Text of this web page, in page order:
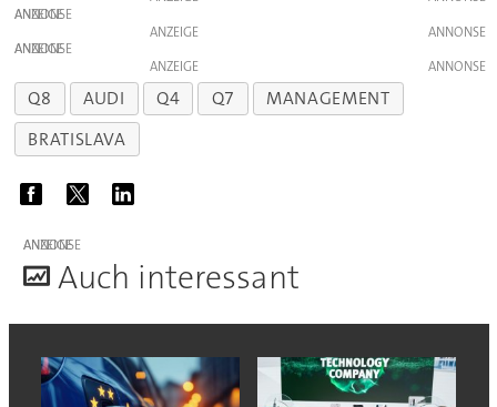
ANZEIGE
ANZEIGE
ANZEIGE
ANZEIGE
Q8 AUDI Q4 Q7
MANAGEMENT
BRATISLAVA
ANZEIGE
Auch interessant